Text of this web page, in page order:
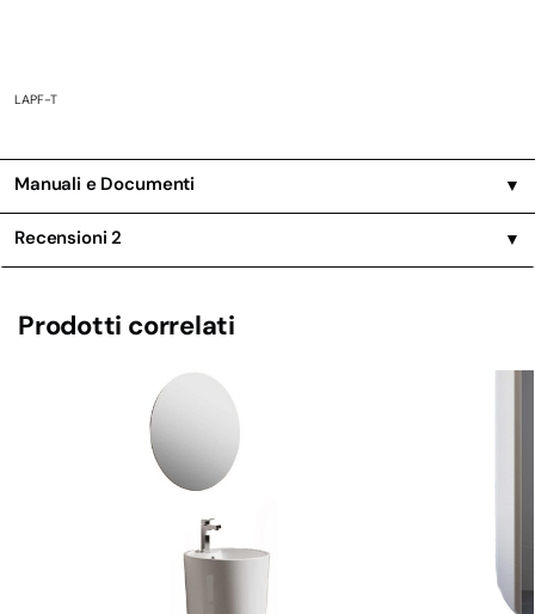
LAPF-T
Manuali e Documenti ▼
Recensioni2 ▼
Prodotti correlati